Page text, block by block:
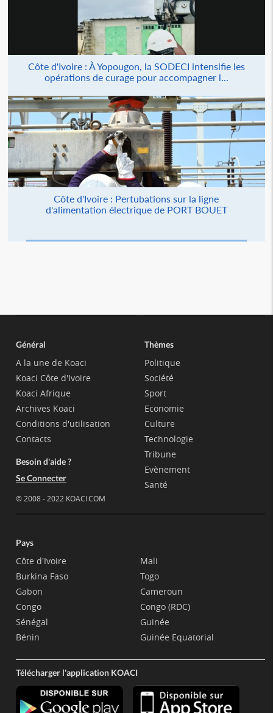
Côte d'Ivoire : À Yopougon, la SODECI intensifie les
opérations de curage pour accompagner l...
Côte d'Ivoire : Pertubations sur la ligne
d'alimentation électrique de PORT BOUET
Général
A la une de Koaci
Koaci Côte d'Ivoire
Koaci Afrique
Archives Koaci
Conditions d'utilisation
Contacts
Besoin d'aide ?
Se Connecter
© 2008 - 2022 KOACI.COM
Thèmes
Politique
Société
Sport
Economie
Culture
Technologie
Tribune
Evènement
Santé
Pays
Côte d'Ivoire
Burkina Faso
Gabon
Congo
Sénégal
Bénin
Mali
Togo
Cameroun
Congo (RDC)
Guinée
Guinée Equatorial
Télécharger l'application KOACI